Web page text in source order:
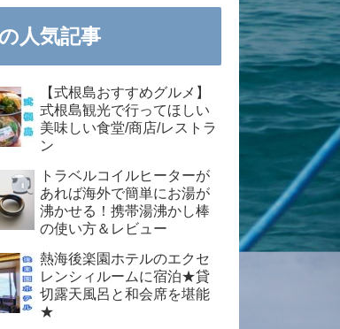
人気記事
【式根島おすすめグルメ】
式根島観光で行ってほしい
美味しい食堂/商店/レストラ
ン
トラベルコイルヒーターが
あれば海外で簡単にお湯が
沸かせる！携帯湯沸かし棒
の使い方＆レビュー
熱海後楽園ホテルのエクセ
レンシィルームに宿泊★貸
切露天風呂と和会席を堪能
★